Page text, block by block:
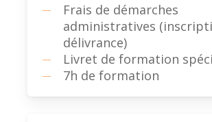
Frais de démarches
administratives
délivrance)
Livret de formation
7h de formation